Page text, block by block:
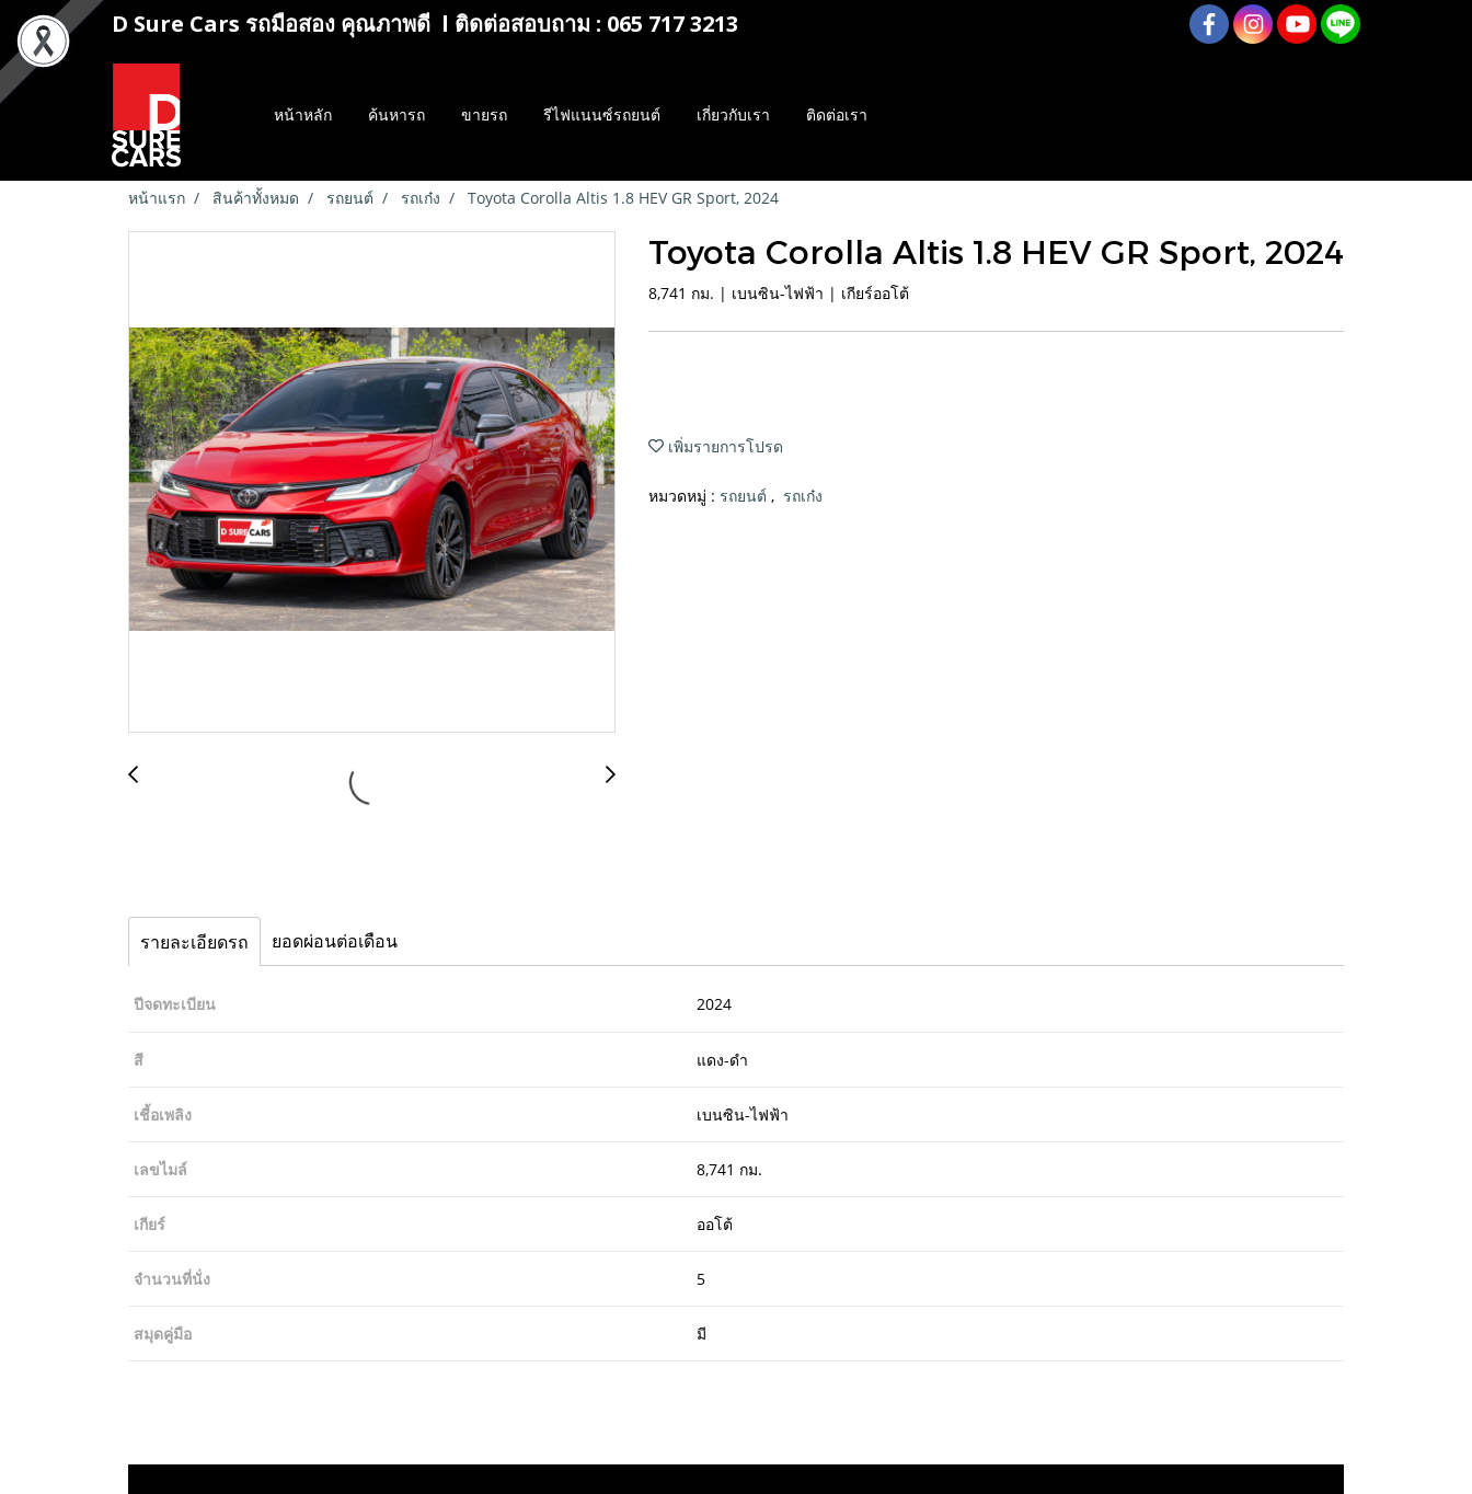
D Sure Cars รถมือสอง คุณภาพดี l ติดต่อสอบถาม : 065 717 3213
หน้าหลัก ค้นหารถ ขายรถ รีไฟแนนซ์รถยนต์ เกี่ยวกับเรา ติดต่อเรา
หน้าแรก สินค้าทั้งหมด รถยนต์ รถเก๋ง Toyota Corolla Altis 1.8 HEV GR Sport, 2024
Toyota Corolla Altis 1.8 HEV GR Sport, 2024
8,741 กม. | เบนซิน-ไฟฟ้า | เกียร์ออโต้
เพิ่มรายการโปรด
หมวดหมู่ : รถยนต์ , รถเก๋ง
รายละเอียดรถ ยอดผ่อนต่อเดือน
ปีจดทะเบียน 2024
สี แดง-ดำ
เชี้อเพลิง เบนซิน-ไฟฟ้า
เลขไมล์ 8,741 กม.
เกียร์ ออโต้
จำนวนที่นั่ง 5
สมุดคู่มือ มี